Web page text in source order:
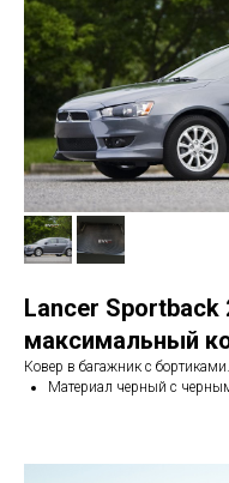
Lancer Sportback
максимальный
Ковер в багажник с бортиками.
Материал черный с